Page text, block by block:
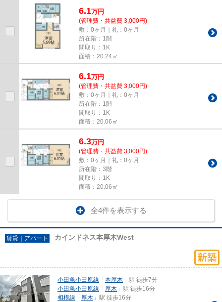
6.1万円
(管理費・共益費 3,000円)
敷：0ヶ月｜礼：0ヶ月
所在階：1階
間取り：1K
面積：20.24㎡
6.1万円
(管理費・共益費 3,000円)
敷：0ヶ月｜礼：0ヶ月
所在階：1階
間取り：1K
面積：20.06㎡
6.3万円
(管理費・共益費 3,000円)
敷：0ヶ月｜礼：0ヶ月
所在階：3階
間取り：1K
面積：20.06㎡
全4件を表示する
賃貸｜アパート カインドネス本厚木West
小田急小田原線 「本厚木 」駅 徒歩7分
小田急小田原線 「厚木 」駅 徒歩16分
相模線 「厚木 」駅 徒歩16分